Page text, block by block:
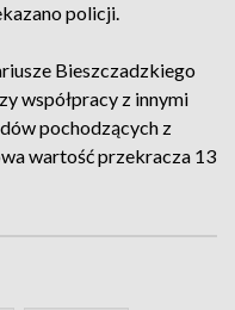
policji.
Bieszczadzkiego
współpracy z innymi
pochodzących z
wartość przekracza 13